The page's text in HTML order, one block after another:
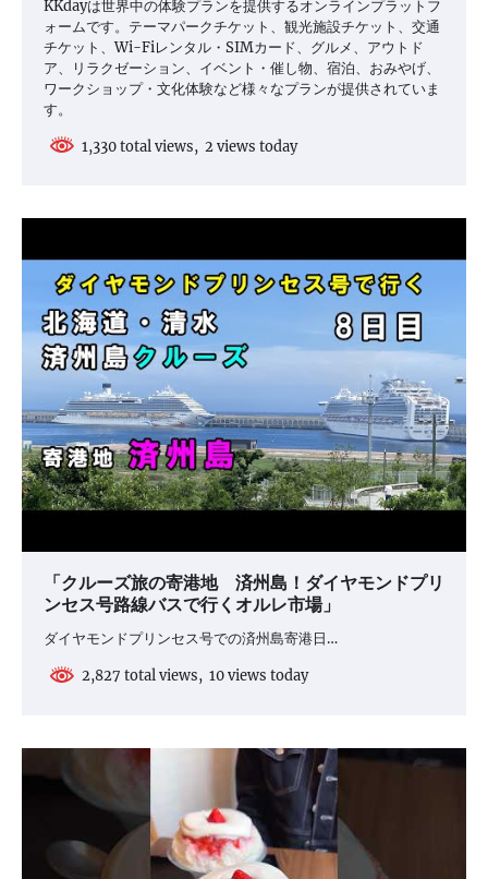
KKdayは世界中の体験プランを提供するオンラインプラットフ
ォームです。テーマパークチケット、観光施設チケット、交通
チケット、Wi-Fiレンタル・SIMカード、グルメ、アウトド
ア、リラクゼーション、イベント・催し物、宿泊、おみやげ、
ワークショップ・文化体験など様々なプランが提供されていま
す。
1,330 total views, 2 views today
「クルーズ旅の寄港地 済州島！ダイヤモンドプリ
ンセス号路線バスで行くオルレ市場」
ダイヤモンドプリンセス号での済州島寄港日…
2,827 total views, 10 views today